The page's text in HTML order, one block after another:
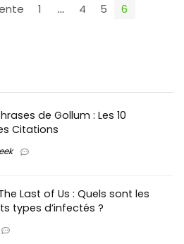
1 … 4 5 6
de Gollum : Les 10
Citations
Last of Us : Quels sont les
types d’infectés ?